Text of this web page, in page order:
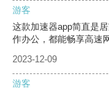
游客
这款加速器app简直是
作办公，都能畅享高速
2023-12-09
游客